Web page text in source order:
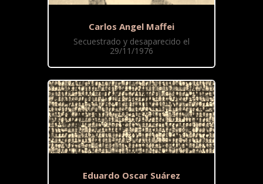
Carlos Angel Maffei
Secuestrado y desaparecido el
29/11/1976
Eduardo Oscar Suárez